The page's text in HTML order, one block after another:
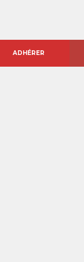
ADHÉRER